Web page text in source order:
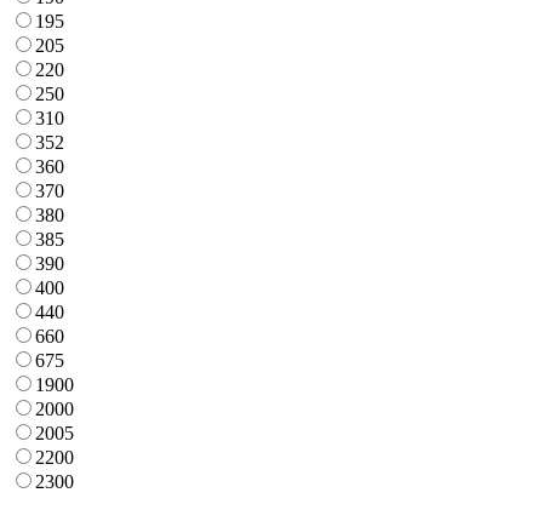
195
205
220
250
310
352
360
370
380
385
390
400
440
660
675
1900
2000
2005
2200
2300